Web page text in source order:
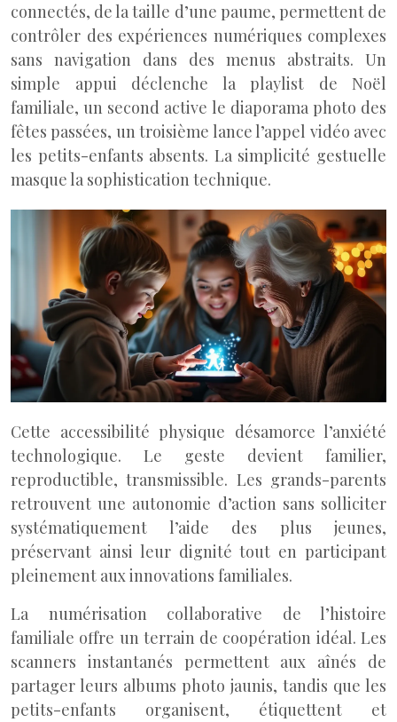
connectés, de la taille d’une paume, permettent de
contrôler des expériences numériques complexes
sans navigation dans des menus abstraits. Un
simple appui déclenche la playlist de Noël
familiale, un second active le diaporama photo des
fêtes passées, un troisième lance l’appel vidéo avec
les petits-enfants absents. La simplicité gestuelle
masque la sophistication technique.
Cette accessibilité physique désamorce l’anxiété
technologique. Le geste devient familier,
reproductible, transmissible. Les grands-parents
retrouvent une autonomie d’action sans solliciter
systématiquement l’aide des plus jeunes,
préservant ainsi leur dignité tout en participant
pleinement aux innovations familiales.
La numérisation collaborative de l’histoire
familiale offre un terrain de coopération idéal. Les
scanners instantanés permettent aux aînés de
partager leurs albums photo jaunis, tandis que les
petits-enfants organisent, étiquettent et